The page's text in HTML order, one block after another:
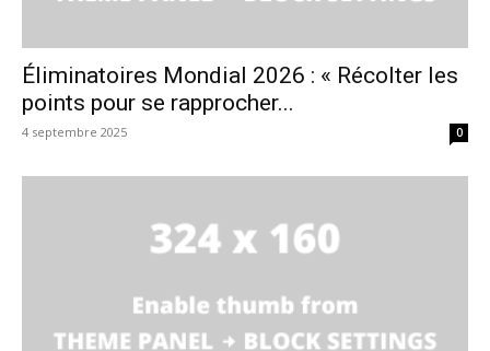
Éliminatoires Mondial 2026 : « Récolter les
points pour se rapprocher...
4 septembre 2025 0